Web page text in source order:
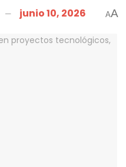
junio 10, 2026 AA